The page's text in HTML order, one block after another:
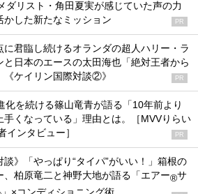
ダリスト・角田夏実が感じていた声の力
かした新たなミッション
PR
に君臨し続けるオランダの超人ハリー・ラ
と日本のエースの太田海也「絶対王者から
《ケイリン国際対談②》
PR
化を続ける篠山竜青が語る「10年前より
手くなっている」理由とは。［MVVりらい
インタビュー］
PR
談》「やっぱり“タイパ”がいい！」箱根の
、柏原竜二と神野大地が語る「エアー®サ